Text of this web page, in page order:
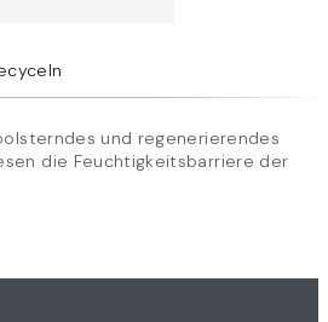
und regenerierendes
die Feuchtigkeitsbarriere der